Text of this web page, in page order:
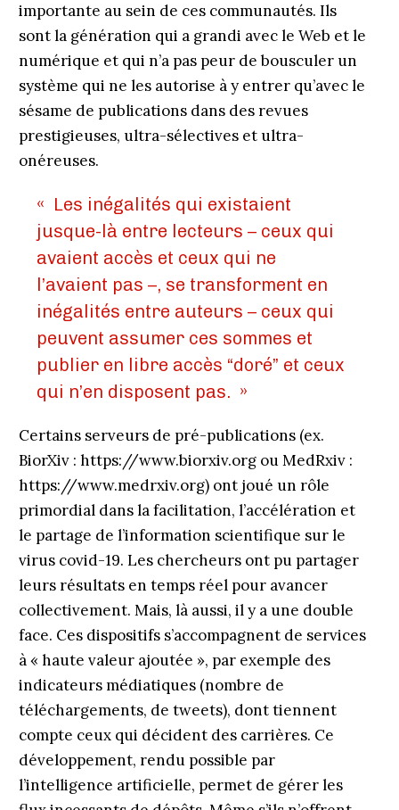
importante au sein de ces communautés. Ils
sont la génération qui a grandi avec le Web et le
numérique et qui n’a pas peur de bousculer un
système qui ne les autorise à y entrer qu’avec le
sésame de publications dans des revues
prestigieuses, ultra-sélectives et ultra-
onéreuses.
« Les inégalités qui existaient
jusque-là entre lecteurs – ceux qui
avaient accès et ceux qui ne
l’avaient pas –, se transforment en
inégalités entre auteurs – ceux qui
peuvent assumer ces sommes et
publier en libre accès “doré” et ceux
qui n’en disposent pas. »
Certains serveurs de pré-publications (ex.
BiorXiv : https://www.biorxiv.org ou MedRxiv :
https://www.medrxiv.org) ont joué un rôle
primordial dans la facilitation, l’accélération et
le partage de l’information scientifique sur le
virus covid-19. Les chercheurs ont pu partager
leurs résultats en temps réel pour avancer
collectivement. Mais, là aussi, il y a une double
face. Ces dispositifs s’accompagnent de services
à « haute valeur ajoutée », par exemple des
indicateurs médiatiques (nombre de
téléchargements, de tweets), dont tiennent
compte ceux qui décident des carrières. Ce
développement, rendu possible par
l’intelligence artificielle, permet de gérer les